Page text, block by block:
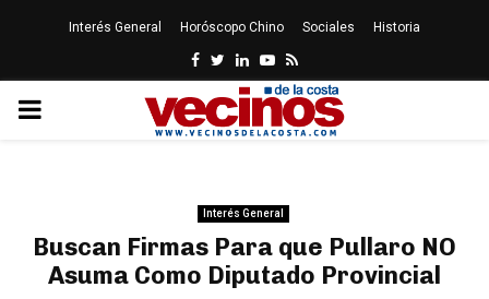
Interés General Horóscopo Chino Sociales Historia
Facebook
Twitter
LinkedinYoutube
Rss
PRIMARY
Interés General
Buscan Firmas Para que Pullaro NO
Asuma Como Diputado Provincial